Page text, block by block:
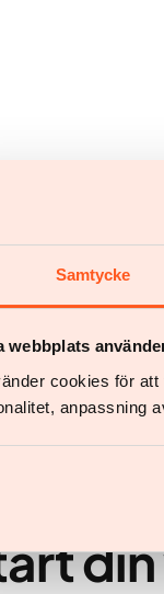
Samtycke
webbplats
cookies för
anpassning
i